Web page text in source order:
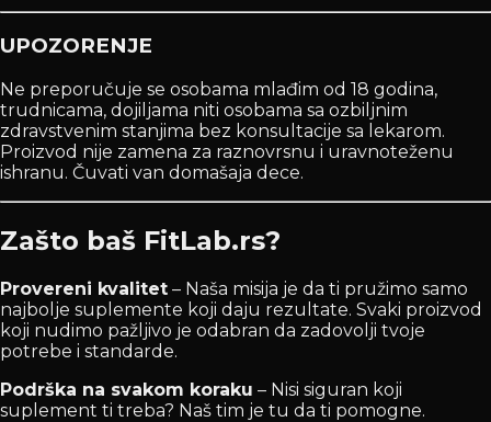
UPOZORENJE
Ne preporučuje se osobama mlađim od 18 godina,
trudnicama, dojiljama niti osobama sa ozbiljnim
zdravstvenim stanjima bez konsultacije sa lekarom.
Proizvod nije zamena za raznovrsnu i uravnoteženu
ishranu. Čuvati van domašaja dece.
Zašto baš FitLab.rs?
Provereni kvalitet – Naša misija je da ti pružimo samo
najbolje suplemente koji daju rezultate. Svaki proizvod
koji nudimo pažljivo je odabran da zadovolji tvoje
potrebe i standarde.
Podrška na svakom koraku – Nisi siguran koji
suplement ti treba? Naš tim je tu da ti pomogne.